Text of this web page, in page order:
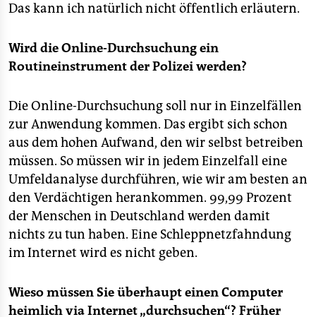
Das kann ich natürlich nicht öffentlich erläutern.
Wird die Online-Durchsuchung ein
Routineinstrument der Polizei werden?
Die Online-Durchsuchung soll nur in Einzelfällen
zur Anwendung kommen. Das ergibt sich schon
aus dem hohen Aufwand, den wir selbst betreiben
müssen. So müssen wir in jedem Einzelfall eine
Umfeldanalyse durchführen, wie wir am besten an
den Verdächtigen herankommen. 99,99 Prozent
der Menschen in Deutschland werden damit
nichts zu tun haben. Eine Schleppnetzfahndung
im Internet wird es nicht geben.
Wieso müssen Sie überhaupt einen Computer
heimlich via Internet „durchsuchen“? Früher